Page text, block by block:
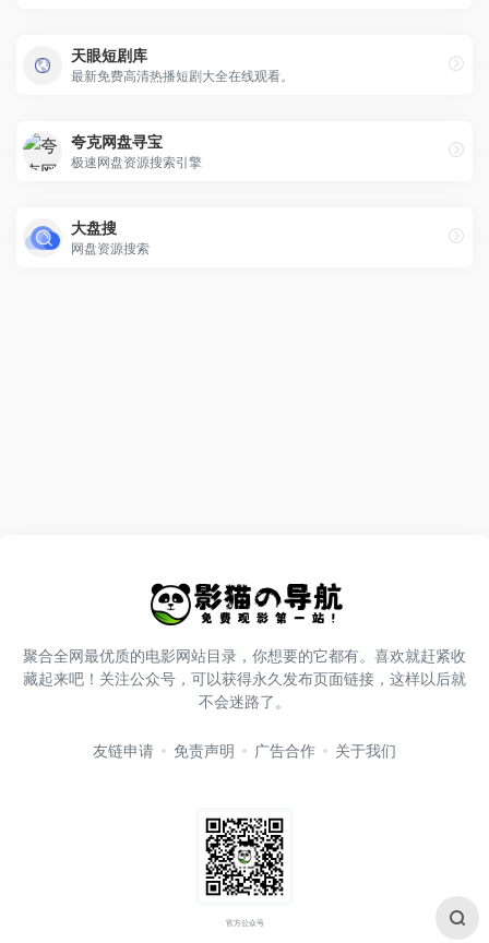
天眼短剧库
最新免费高清热播短剧大全在线观看。
夸克网盘寻宝
极速网盘资源搜索引擎
大盘搜
网盘资源搜索
聚合全网最优质的电影网站目录，你想要的它都有。喜欢就赶紧收
藏起来吧！关注公众号，可以获得永久发布页面链接，这样以后就
不会迷路了。
友链申请 免责声明 广告合作 关于我们
官方公众号